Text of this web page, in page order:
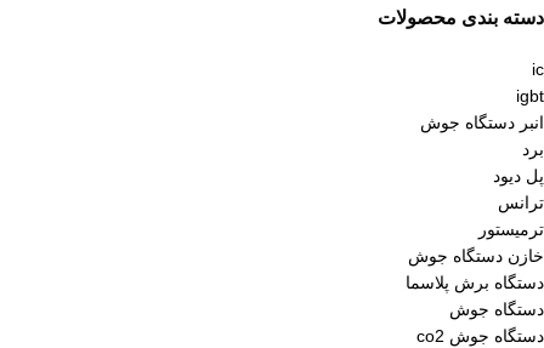
دسته بندی محصولات
ic
igbt
انبر دستگاه جوش
برد
پل دیود
ترانس
ترمیستور
خازن دستگاه جوش
دستگاه برش پلاسما
دستگاه جوش
دستگاه جوش co2